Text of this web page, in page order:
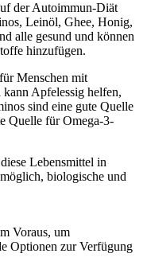
der Autoimmun-Diät
Leinöl, Ghee, Honig,
alle gesund und können
hinzufügen.
Menschen mit
Apfelessig helfen,
sind eine gute Quelle
Quelle für Omega-3-
Lebensmittel in
biologische und
Voraus, um
Optionen zur Verfügung